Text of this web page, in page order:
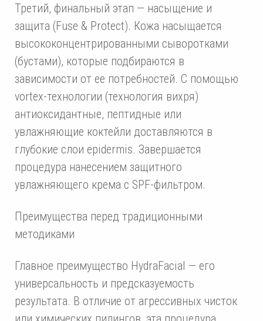
Третий, финальный этап — насыщение и
защита (Fuse & Protect). Кожа насыщается
высококонцентрированными сыворотками
(бустами), которые подбираются в
зависимости от ее потребностей. С помощью
vortex-технологии (технология вихря)
антиоксидантные, пептидные или
увлажняющие коктейли доставляются в
глубокие слои epidermis. Завершается
процедура нанесением защитного
увлажняющего крема с SPF-фильтром.
Преимущества перед традиционными
методиками
Главное преимущество HydraFacial — его
универсальность и предсказуемость
результата. В отличие от агрессивных чисток